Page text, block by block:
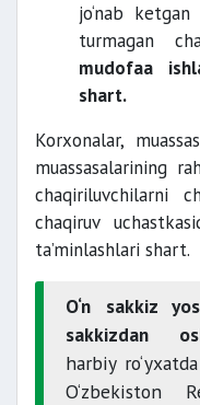
jo‘nab
turmagan
mudofaa
shart.
Korxonalar,
muassasalarining
chaqiriluvchilarni
chaqiruv
ta’minlashlari shart.
O‘n sakkiz
sakkizdan
harbiy
O‘zbekiston